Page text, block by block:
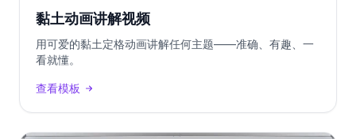
黏土动画讲解视频
用可爱的黏土定格动画讲解任何主题——准确、有趣、一
看就懂。
查看模板